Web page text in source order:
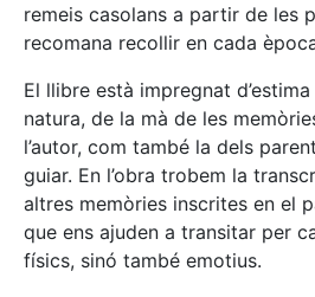
remeis casolans a partir de les
recomana recollir en cada
El llibre està impregnat
natura, de la mà de les
l’autor, com també la dels
guiar. En l’obra trobem la
altres memòries inscrites en el
que ens ajuden a transitar per
físics, sinó també emotius.